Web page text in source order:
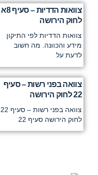
צוואות הדדיות – סעיף 8א
לחוק הירושה
צוואות הדדיות לפי התיקון
מידע והכוונה. מה חשוב
לדעת על
צוואה בפני רשות – סעיף
22 לחוק הירושה
צוואה בפני רשות – סעיף 22
לחוק הירושה סעיף 22